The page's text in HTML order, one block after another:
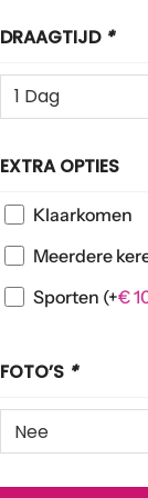
DRAAGTIJD *
EXTRA OPTIES
Klaarkomen
Meerdere
Sporten (+€
FOTO’S *